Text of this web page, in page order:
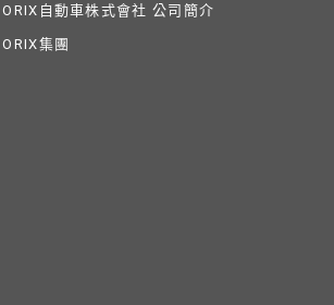
ORIX自動車株式會社 公司簡介
ORIX集團